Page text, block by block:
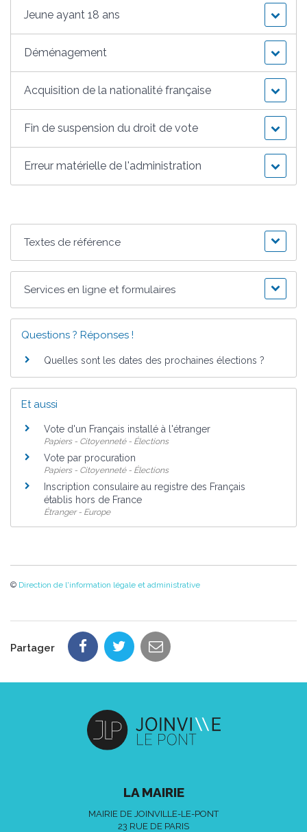
Jeune ayant 18 ans
Déménagement
Acquisition de la nationalité française
Fin de suspension du droit de vote
Erreur matérielle de l'administration
Textes de référence
Services en ligne et formulaires
Questions ? Réponses !
Quelles sont les dates des prochaines élections ?
Et aussi
Vote d'un Français installé à l'étranger
Papiers - Citoyenneté - Élections
Vote par procuration
Papiers - Citoyenneté - Élections
Inscription consulaire au registre des Français
établis hors de France
Étranger - Europe
© Direction de l'information légale et administrative
Partager
LA MAIRIE
MAIRIE DE JOINVILLE-LE-PONT
23 RUE DE PARIS